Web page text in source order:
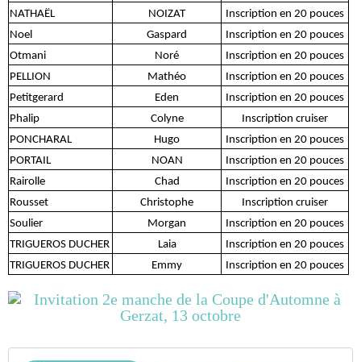
NATHAËL NOIZAT
Inscription en 20 pouces
Noel
Gaspard
Inscription en 20 pouces
Otmani
Noré
Inscription en 20 pouces
PELLION
Mathéo
Inscription en 20 pouces
Petitgerard
Eden
Inscription en 20 pouces
Phalip
Colyne
Inscription cruiser
PONCHARAL
Hugo
Inscription en 20 pouces
PORTAIL
NOAN
Inscription en 20 pouces
Rairolle
Chad
Inscription en 20 pouces
Rousset
Christophe
Inscription cruiser
Soulier
Morgan
Inscription en 20 pouces
TRIGUEROS DUCHER
Laia
Inscription en 20 pouces
TRIGUEROS DUCHER
Emmy Inscription en 20 pouces